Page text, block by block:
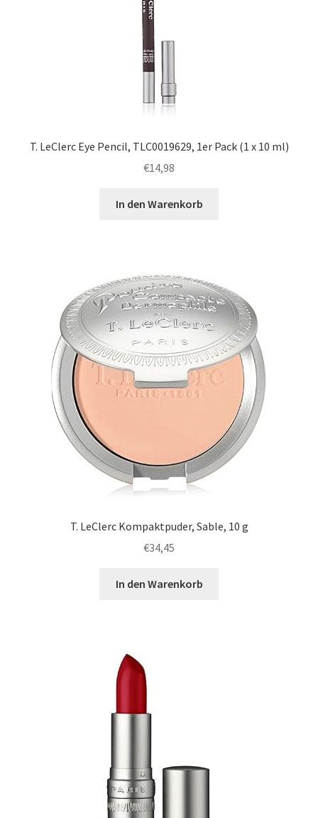
T. LeClerc Eye Pencil, TLC0019629, 1er Pack (1 x 10 ml)
€14,98
In den Warenkorb
T. LeClerc Kompaktpuder, Sable, 10 g
€34,45
In den Warenkorb